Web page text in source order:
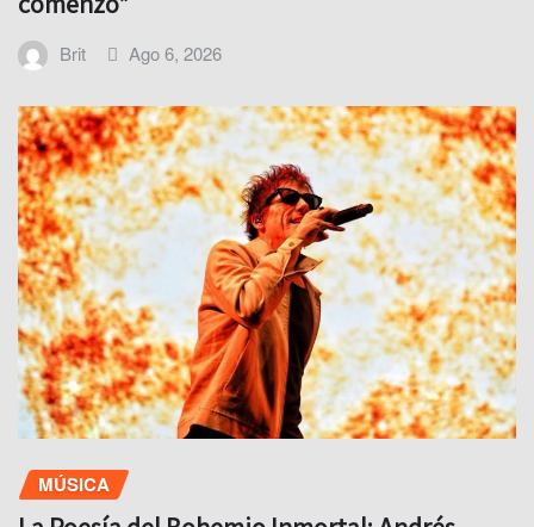
Brit Ago 6, 2026
MÚSICA